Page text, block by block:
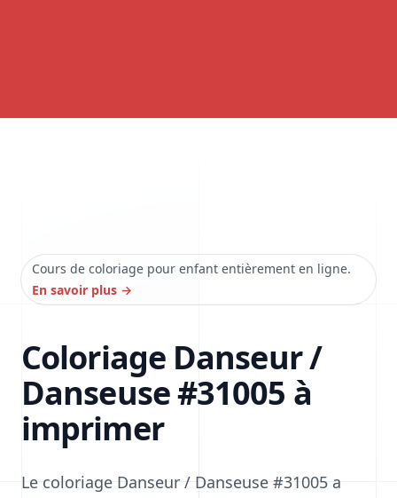
Cours de coloriage pour enfant entièrement en ligne.
En savoir plus →
Coloriage Danseur /
Danseuse #31005 à
imprimer
Le coloriage Danseur / Danseuse #31005 a